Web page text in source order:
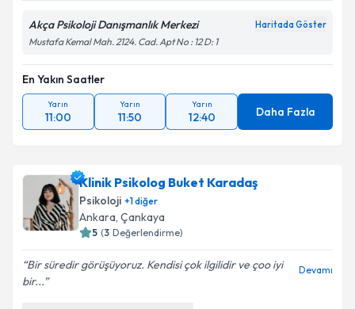
Akça Psikoloji Danışmanlık Merkezi Haritada Göster
Mustafa Kemal Mah. 2124. Cad. Apt No : 12 D: 1
En Yakın Saatler
Yarın
11:00
Yarın
11:50
Yarın
12:40 Daha Fazla
Klinik Psikolog Buket Karadaş
Psikoloji +1diğer
Ankara, Çankaya
5 (3 Değerlendirme)
Bir süredir görüşüyoruz. Kendisi çok ilgilidir ve çoo iyi
bir...
Devamı